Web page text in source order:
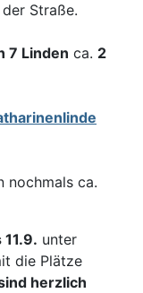
Straße.
7 Linden ca. 2
nochmals ca.
unter
die Plätze
herzlich